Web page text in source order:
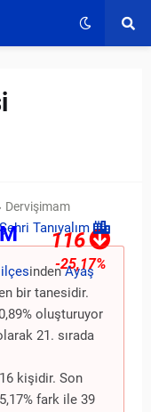
Dervişimam
116
-25,17%
Şehri Tanıyalım
ilçesindenAyaş
bir tanesidir.
oluşturuyor
21. sırada
kişidir. Son
fark ile 39